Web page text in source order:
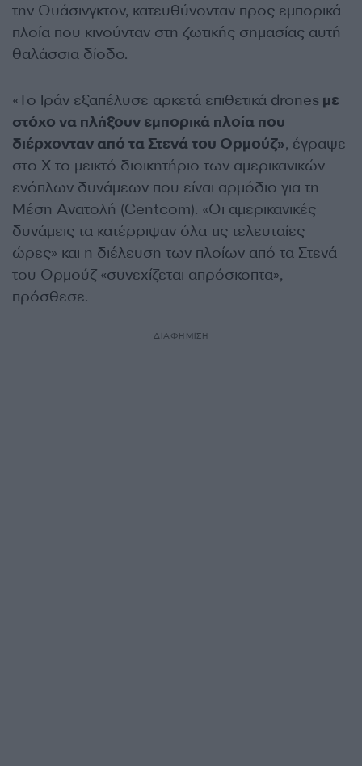
την Ουάσινγκτον, κατευθύνονταν προς εμπορικά
πλοία που κινούνταν στη ζωτικής σημασίας αυτή
θαλάσσια δίοδο.
«Το Ιράν εξαπέλυσε αρκετά επιθετικά drones με
στόχο να πλήξουν εμπορικά πλοία που
διέρχονταν από τα Στενά του Ορμούζ», έγραψε
στο Χ το μεικτό διοικητήριο των αμερικανικών
ενόπλων δυνάμεων που είναι αρμόδιο για τη
Μέση Ανατολή (Centcom). «Οι αμερικανικές
δυνάμεις τα κατέρριψαν όλα τις τελευταίες
ώρες» και η διέλευση των πλοίων από τα Στενά
του Ορμούζ «συνεχίζεται απρόσκοπτα»,
πρόσθεσε.
ΔΙΑΦΗΜΙΣΗ